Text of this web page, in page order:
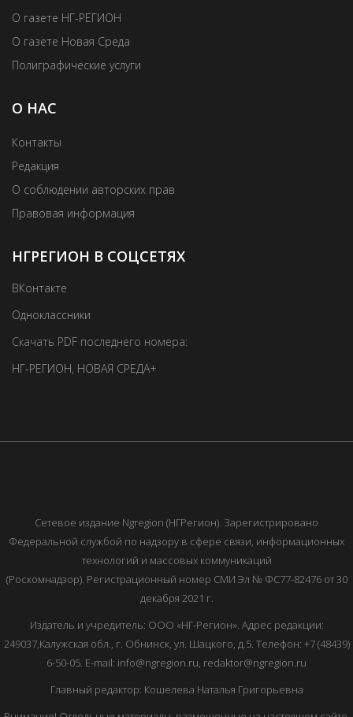
О газете НГ-РЕГИОН
О газете Новая Среда
Полиграфические услуги
О НАС
Контакты
Редакция
О соблюдении авторских прав
Правовая информация
НГРЕГИОН В СОЦСЕТЯХ
ВКонтакте
Одноклассники
Скачать PDF последнего номера:
НГ-РЕГИОН, НОВАЯ СРЕДА+
Сетевое издание Ngregion (НГРегион). Зарегистрировано
Федеральной службой по надзору в сфере связи, информационных
технологий и массовых коммуникаций
(Роскомнадзор). Регистрационный номер СМИ Эл № ФС77-82476 от 30
декабря 2021 г.
Издатель и учредитель: ООО «НГ-Регион». Адрес редакции:
249037,Калужская обл., г. Обнинск, ул. Шацкого, д.5. Телефон: +7 (48439)
6-50-05. E-mail: info@ngregion.ru, redaktor@ngregion.ru
Главный редактор: Кошелева Наталья Григорьевна